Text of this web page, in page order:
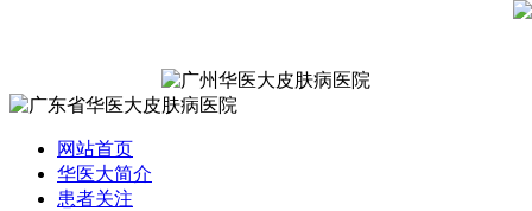
网站首页
华医大简介
患者关注